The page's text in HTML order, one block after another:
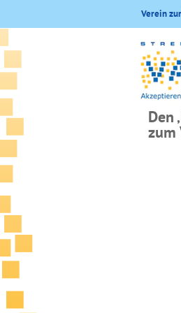
Verein
Den
zum